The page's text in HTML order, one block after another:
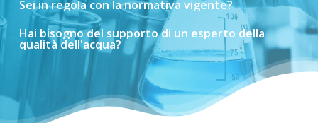
Seiinregola con lanormativa vigente?
Hai bisognodel supportodi un esperto della
qualitàdell'acqua?